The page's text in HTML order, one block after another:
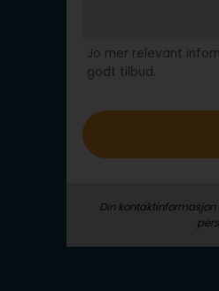
Jo mer relevant
godt tilbud.
Din